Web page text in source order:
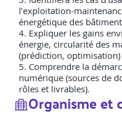
énergétique des
Expliquer les gains
énergie, circularité des
(prédiction, optimisation)
Comprendre la
numérique (sources de
rôles et livrables).
Organisme et